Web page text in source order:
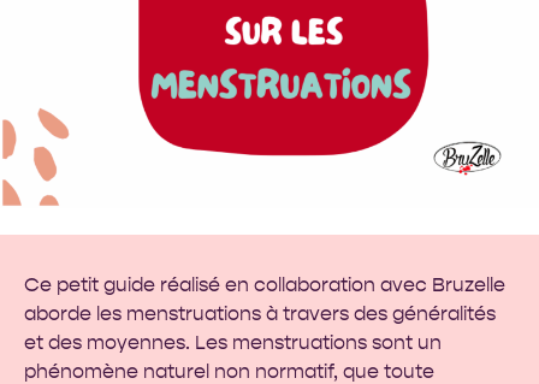
Ce petit guide réalisé en collaboration avec Bruzelle
aborde les menstruations à travers des généralités
et des moyennes. Les menstruations sont un
phénomène naturel non normatif, que toute